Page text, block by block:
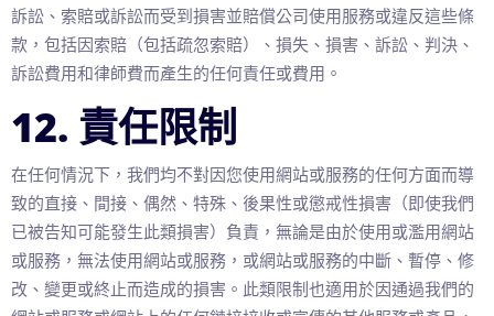
訴訟、索賠或訴訟而受到損害並賠償公司使用服務或違反這些條
款，包括因索賠（包括疏忽索賠）、損失、損害、訴訟、判決、
訴訟費用和律師費而產生的任何責任或費用。
12. 責任限制
在任何情況下，我們均不對因您使用網站或服務的任何方面而導
致的直接、間接、偶然、特殊、後果性或懲戒性損害（即使我們
已被告知可能發生此類損害）負責，無論是由於使用或濫用網站
或服務，無法使用網站或服務，或網站或服務的中斷、暫停、修
改、變更或終止而造成的損害。此類限制也適用於因通過我們的